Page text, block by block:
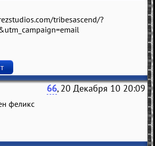
tribesascend/?
66, 20 Декабря 10 20:09
феликс